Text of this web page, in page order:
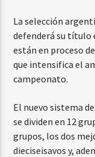
La selección
defenderá su título
están en proceso
que intensifica el
campeonato.
El nuevo sistema
se dividen en 12
grupos, los dos
dieciseisavos y,